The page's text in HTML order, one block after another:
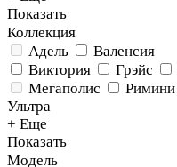
Показать
Коллекция
Адель
Валенсия
Виктория
Грэйс
Мегаполис
Римини
Ультра
+ Еще
Показать
Модель